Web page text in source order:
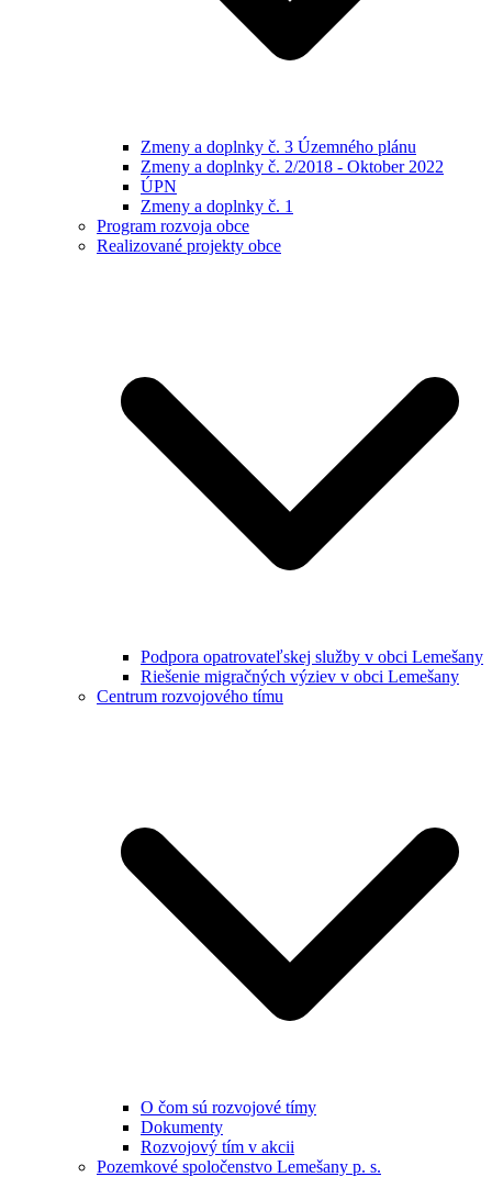
Zmeny a doplnky č. 3 Územného plánu
Zmeny a doplnky č. 2/2018 - Oktober 2022
ÚPN
Zmeny a doplnky č. 1
Program rozvoja obce
Realizované projekty obce
Podpora opatrovateľskej služby v obci Lemešany
Riešenie migračných výziev v obci Lemešany
Centrum rozvojového tímu
O čom sú rozvojové tímy
Dokumenty
Rozvojový tím v akcii
Pozemkové spoločenstvo Lemešany p. s.